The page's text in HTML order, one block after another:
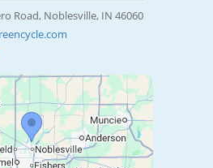
Road, Noblesville, IN 46060